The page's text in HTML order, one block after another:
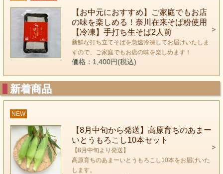
【お中元におすすめ】ご家庭でもお店
の味を楽しめる！奈川在来そば粉使用
【冷凍】手打ち生そば2人前
新鮮な打ち立てそばを急速冷凍してお届けいたしま
すので、ご家庭でもお店の味を楽しめます！
価格：1,400円(税込)
新着商品
NEW
【8月中旬から発送】高原育ちのあまー
いとうもろこし10本セット
【8月中旬より発送】
高原育ちのあまーいとうもろこし10本をお届けいた
します。